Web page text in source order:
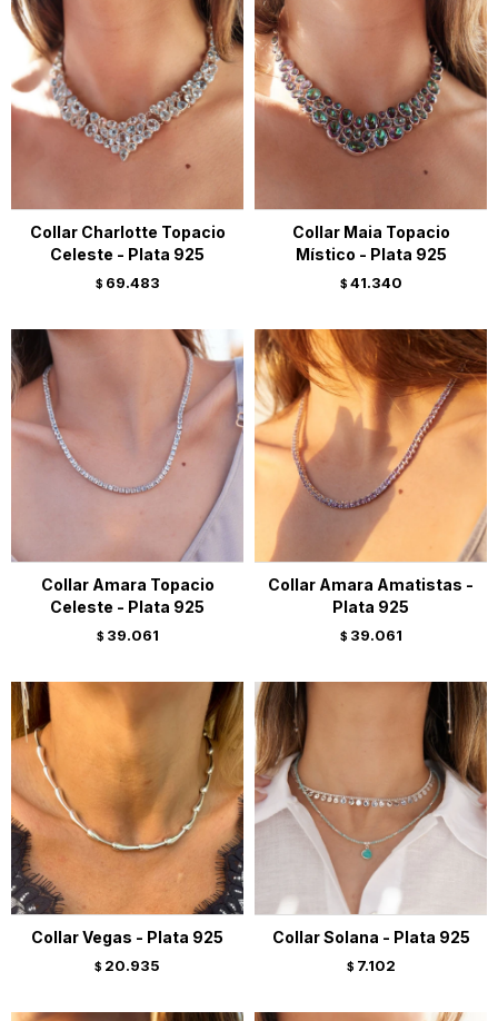
Collar Charlotte Topacio
Celeste - Plata 925
$ 69.483
Collar Maia Topacio
Místico - Plata 925
$ 41.340
Collar Amara Topacio
Celeste - Plata 925
$ 39.061
Collar Amara Amatistas -
Plata 925
$ 39.061
Collar Vegas - Plata 925
$ 20.935
Collar Solana - Plata 925
$ 7.102